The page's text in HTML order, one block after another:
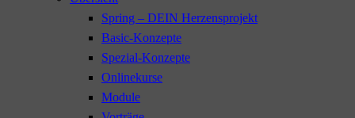
Spring – DEIN Herzensprojekt
Basic-Konzepte
Spezial-Konzepte
Onlinekurse
Module